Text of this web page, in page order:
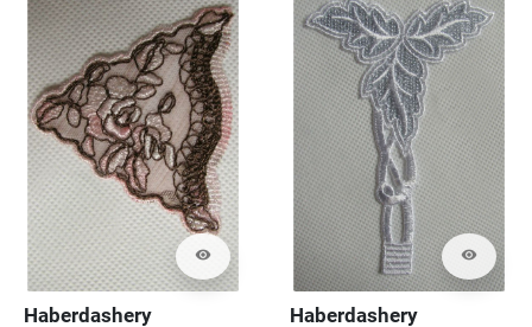
visibility
Haberdashery
visibility
Haberdashery